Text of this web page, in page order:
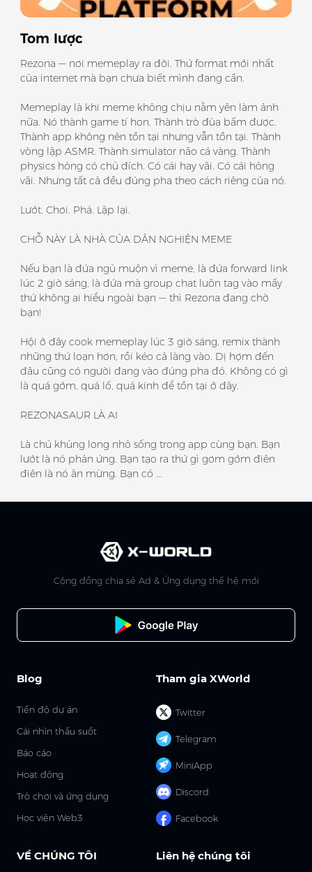
Tom lược
Rezona — nơi memeplay ra đời. Thứ format mới nhất
của internet mà bạn chưa biết mình đang cần.
Memeplay là khi meme không chịu nằm yên làm ảnh
nữa. Nó thành game tí hon. Thành trò đùa bấm được.
Thành app không nên tồn tại nhưng vẫn tồn tại. Thành
vòng lặp ASMR. Thành simulator não cá vàng. Thành
physics hỏng có chủ đích. Có cái hay vãi. Có cái hỏng
vãi. Nhưng tất cả đều đúng pha theo cách riêng của nó.
Lướt. Chơi. Phá. Lặp lại.
CHỖ NÀY LÀ NHÀ CỦA DÂN NGHIỆN MEME
Nếu bạn là đứa ngủ muộn vì meme, là đứa forward link
lúc 2 giờ sáng, là đứa mà group chat luôn tag vào mấy
thứ không ai hiểu ngoài bạn — thì Rezona đang chờ
bạn!
Hội ở đây cook memeplay lúc 3 giờ sáng, remix thành
những thứ loạn hơn, rồi kéo cả làng vào. Dị hợm đến
đâu cũng có người đang vào đúng pha đó. Không có gì
là quá gớm, quá lố, quá kinh để tồn tại ở đây.
REZONASAUR LÀ AI
Là chú khủng long nhỏ sống trong app cùng bạn. Bạn
lướt là nó phản ứng. Bạn tạo ra thứ gì gơm gớm điên
điên là nó ăn mừng. Bạn có ...
Cộng đồng chia sẻ Ad & Ứng dụng thế hệ mới
Tham gia XWorld
Twitter
Telegram
MiniApp
Discord
Facebook
Blog
Tiến độ dự án
Cái nhìn thấu suốt
Báo cáo
Hoạt động
Trò chơi và ứng dụng
Học viện Web3
VỀ CHÚNG TÔI Liên hệ chúng tôi